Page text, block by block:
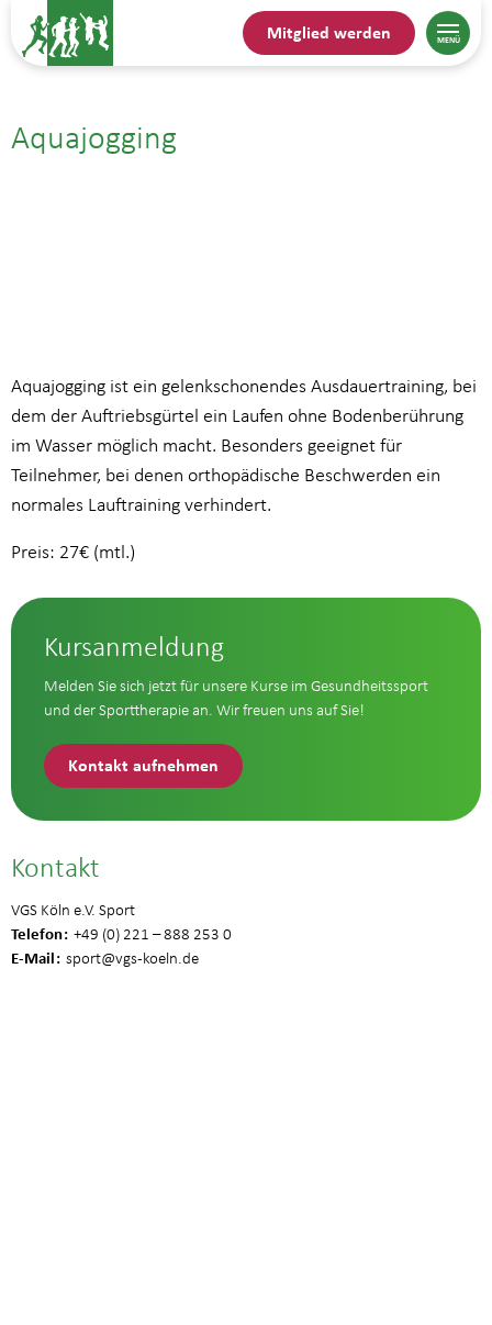
Mitglied werden
Aquajogging
16.07.| 14:00 bis14:45
Aquajogging ist ein gelenkschonendes Ausdauertraining, bei
dem der Auftriebsgürtel ein Laufen ohne Bodenberührung
im Wasser möglich macht. Besonders geeignet für
Teilnehmer, bei denen orthopädische Beschwerden ein
normales Lauftraining verhindert.
Preis: 27€ (mtl.)
Kursanmeldung
Melden Sie sich jetzt für unsere Kurse im Gesundheitssport
und der Sporttherapie an. Wir freuen uns auf Sie!
Kontakt aufnehmen
Kontakt
VGS Köln e.V. Sport
Telefon +49 (0) 221 – 888 253 0
E-Mail sport@vgs-koeln.de